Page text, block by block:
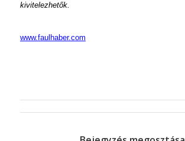
kivitelezhetők.
www.faulhaber.com